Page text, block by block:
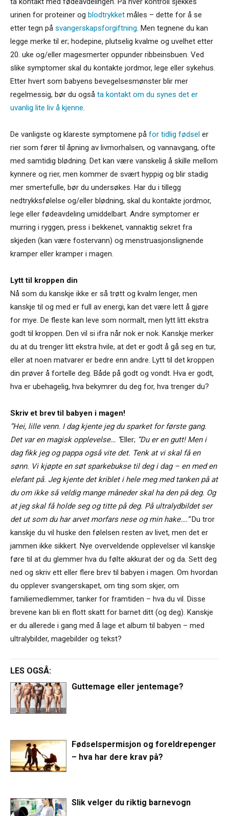
urinen for proteiner og blodtrykket måles – dette for å se
etter tegn på svangerskapsforgiftning. Men tegnene du kan
legge merke til er; hodepine, plutselig kvalme og uvelhet etter
20. uke og/eller magesmerter oppunder ribbeinsbuen. Ved
slike symptomer skal du kontakte jordmor, lege eller sykehus.
Etter hvert som babyens bevegelsesmønster blir mer
regelmessig, bør du også ta kontakt om du synes det er
uvanlig lite liv å kjenne.
De vanligste og klareste symptomene på for tidlig fødsel er
rier som fører til åpning av livmorhalsen, og vannavgang, ofte
med samtidig blødning. Det kan være vanskelig å skille mellom
kynnere og rier, men kommer de svært hyppig og blir stadig
mer smertefulle, bør du undersøkes. Har du i tillegg
nedtrykksfølelse og/eller blødning, skal du kontakte jordmor,
lege eller fødeavdeling umiddelbart. Andre symptomer er
murring i ryggen, press i bekkenet, vannaktig sekret fra
skjeden (kan være fostervann) og menstruasjonslignende
kramper eller kramper i magen.
Lytt til kroppen din
Nå som du kanskje ikke er så trøtt og kvalm lenger, men
kanskje til og med er full av energi, kan det være lett å gjøre
for mye. De fleste kan leve som normalt, men lytt litt ekstra
godt til kroppen. Den vil si ifra når nok er nok. Kanskje merker
du at du trenger litt ekstra hvile, at det er godt å gå seg en tur,
eller at noen matvarer er bedre enn andre. Lytt til det kroppen
din prøver å fortelle deg. Både på godt og vondt. Hva er godt,
hva er ubehagelig, hva bekymrer du deg for, hva trenger du?
Skriv et brev til babyen i magen!
”Hei, lille venn. I dag kjente jeg du sparket for første gang.
Det var en magisk opplevelse… ”Eller; ”Du er en gutt! Men i
dag fikk jeg og pappa også vite det. Tenk at vi skal få en
sønn. Vi kjøpte en søt sparkebukse til deg i dag – en med en
elefant på. Jeg kjente det kriblet i hele meg med tanken på at
du om ikke så veldig mange måneder skal ha den på deg. Og
at jeg skal få holde seg og titte på deg. På ultralydbildet ser
det ut som du har arvet morfars nese og min hake….”Du tror
kanskje du vil huske den følelsen resten av livet, men det er
jammen ikke sikkert. Nye overveldende opplevelser vil kanskje
føre til at du glemmer hva du følte akkurat der og da. Sett deg
ned og skriv ett eller flere brev til babyen i magen. Om hvordan
du opplever svangerskapet, om ting som skjer, om
familiemedlemmer, tanker for framtiden – hva du vil. Disse
brevene kan bli en flott skatt for barnet ditt (og deg). Kanskje
er du allerede i gang med å lage et album til babyen – med
ultralybilder, magebilder og tekst?
LES OGSÅ:
Guttemage eller jentemage?
Fødselspermisjon og foreldrepenger
– hva har dere krav på?
Slik velger du riktig barnevogn